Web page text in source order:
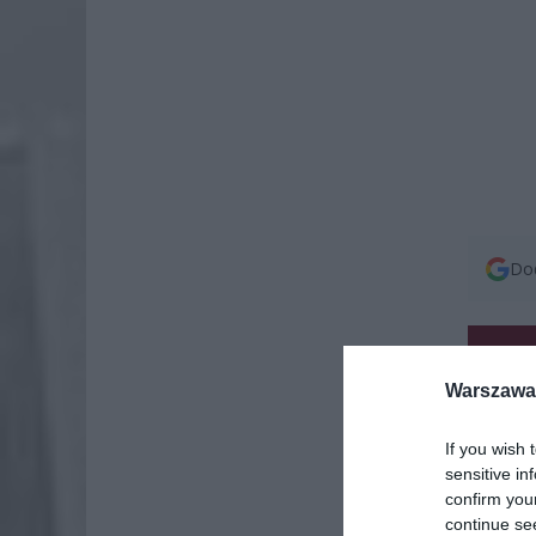
If you wish
sensitive
confirm
continue